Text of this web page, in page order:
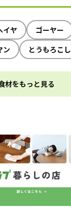
イヤ ゴーヤー
ン とうもろこし
材をもっと見る